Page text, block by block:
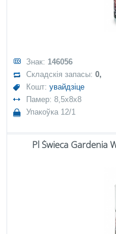
Знак: 146056
Складскія запасы:0,
Кошт:увайдзіце
Памер: 8,5x8x8
Упакоўка 12/1
Pl Świeca Gardenia